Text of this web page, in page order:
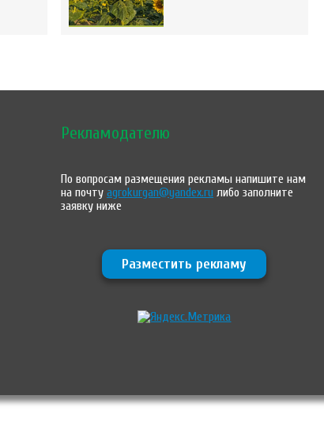
Рекламодателю
По вопросам размещения рекламы напишите нам
на почтуagrokurgan@yandex.ru либо заполните
заявку ниже
Разместить рекламу